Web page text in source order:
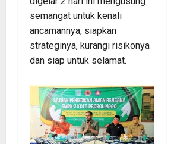
semangat untuk kenali
ancamannya, siapkan
strateginya, kurangi risikonya
dan siap untuk selamat.